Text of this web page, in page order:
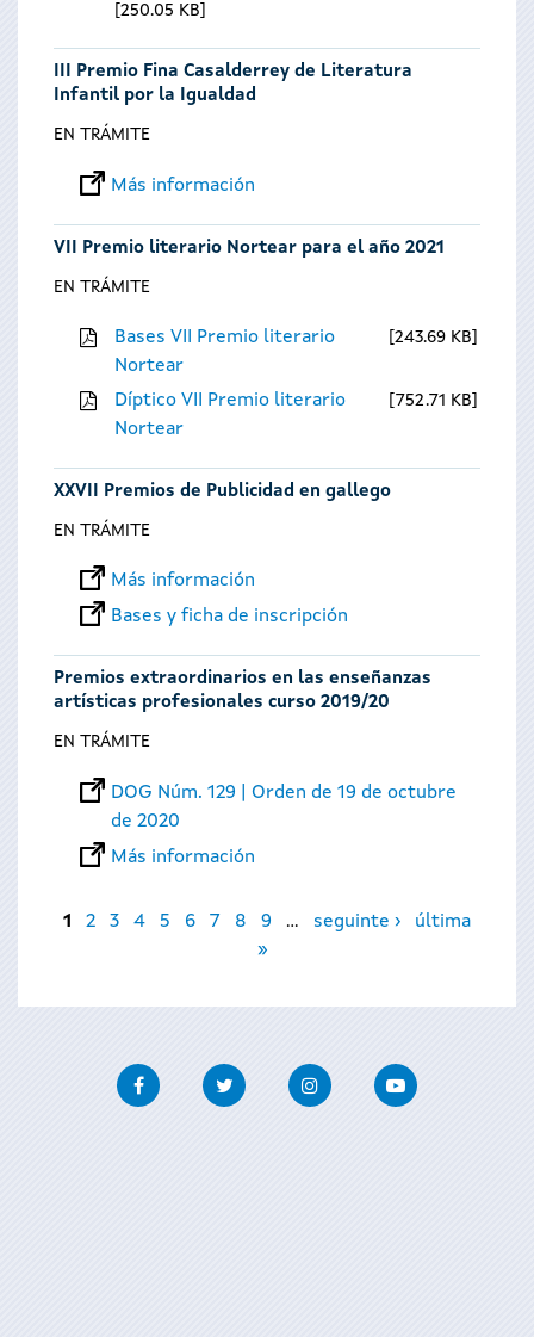
250.05 KB
III Premio Fina Casalderrey de Literatura
Infantil por la Igualdad
EN TRÁMITE
Más información
VII Premio literario Nortear para el año 2021
EN TRÁMITE
Bases VII Premio literario
Nortear
243.69 KB
Díptico VII Premio literario
Nortear
752.71 KB
XXVII Premios de Publicidad en gallego
EN TRÁMITE
Más información
Bases y ficha de inscripción
Premios extraordinarios en las enseñanzas
artísticas profesionales curso 2019/20
EN TRÁMITE
DOG Núm. 129 | Orden de 19 de octubre
de 2020
Más información
Páginas
1 2 3 4 5 6 7 8 9 … seguinte ›
última
»
FacebookTwitter InstagramYoutube